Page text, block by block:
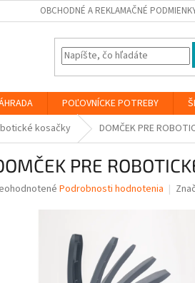
OBCHODNÉ A REKLAMAČNÉ
POĽOVNÍCKE POTREBY
kosačky DOMČEK PRE
PRE
Podrobnosti hodnotenia